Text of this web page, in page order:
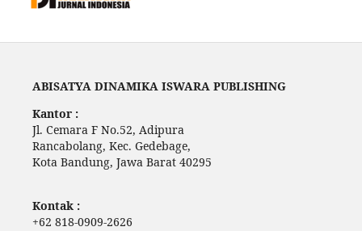
ABISATYA DINAMIKA ISWARA PUBLISHING
Kantor :
Jl. Cemara F No.52, Adipura
Rancabolang, Kec. Gedebage,
Kota Bandung, Jawa Barat 40295
Kontak :
+62 818-0909-2626